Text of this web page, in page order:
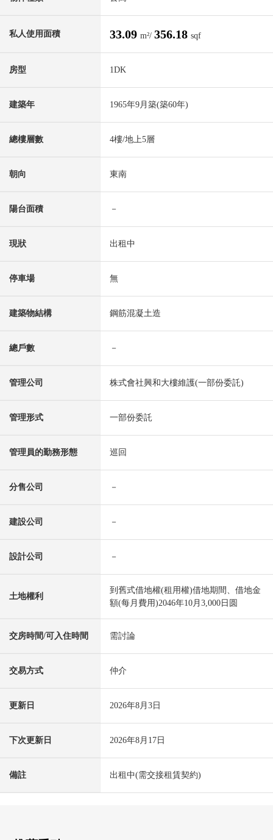
私人使用面積 33.09 m²/ 356.18 sqf
房型 1DK
建築年 1965年9月築(築60年)
總樓層數 4樓/地上5層
朝向 東南
陽台面積 －
現狀 出租中
停車場 無
建築物結構 鋼筋混凝土造
總戶數 －
管理公司 株式會社興和大樓維護(一部份委託)
管理形式 一部份委託
管理員的勤務形態 巡回
分售公司 －
建設公司 －
設計公司 －
土地權利
到舊式借地權(租用權)借地期間、借地金
額(每月費用)2046年10月3,000日圆
交房時間/可入住時間 需討論
交易方式 仲介
更新日 2026年8月3日
下次更新日 2026年8月17日
備註 出租中(需交接租賃契約)